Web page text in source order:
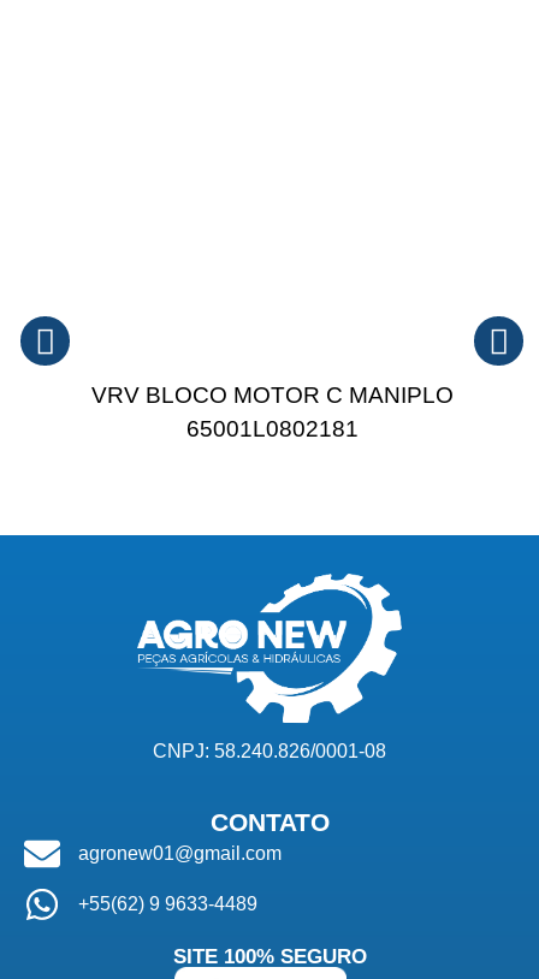
VRV BLOCO MOTOR C MANIPLO
65001L0802181
CNPJ: 58.240.826/0001-08
CONTATO
agronew01@gmail.com
+55(62) 9 9633-4489
SITE 100% SEGURO